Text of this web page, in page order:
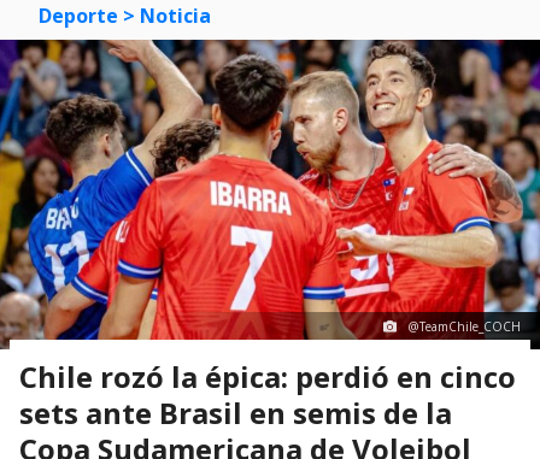
Deporte > Noticia
@TeamChile_COCH
Chile rozó la épica: perdió en cinco
sets ante Brasil en semis de la
Copa Sudamericana de Voleibol